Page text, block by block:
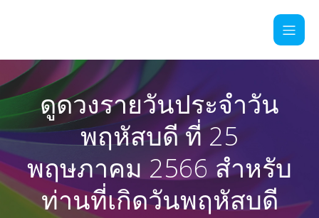
ดูดวงรายวันประจำวัน
พฤหัสบดี ที่ 25
พฤษภาคม 2566 สำหรับ
ท่านที่เกิดวันพฤหัสบดี